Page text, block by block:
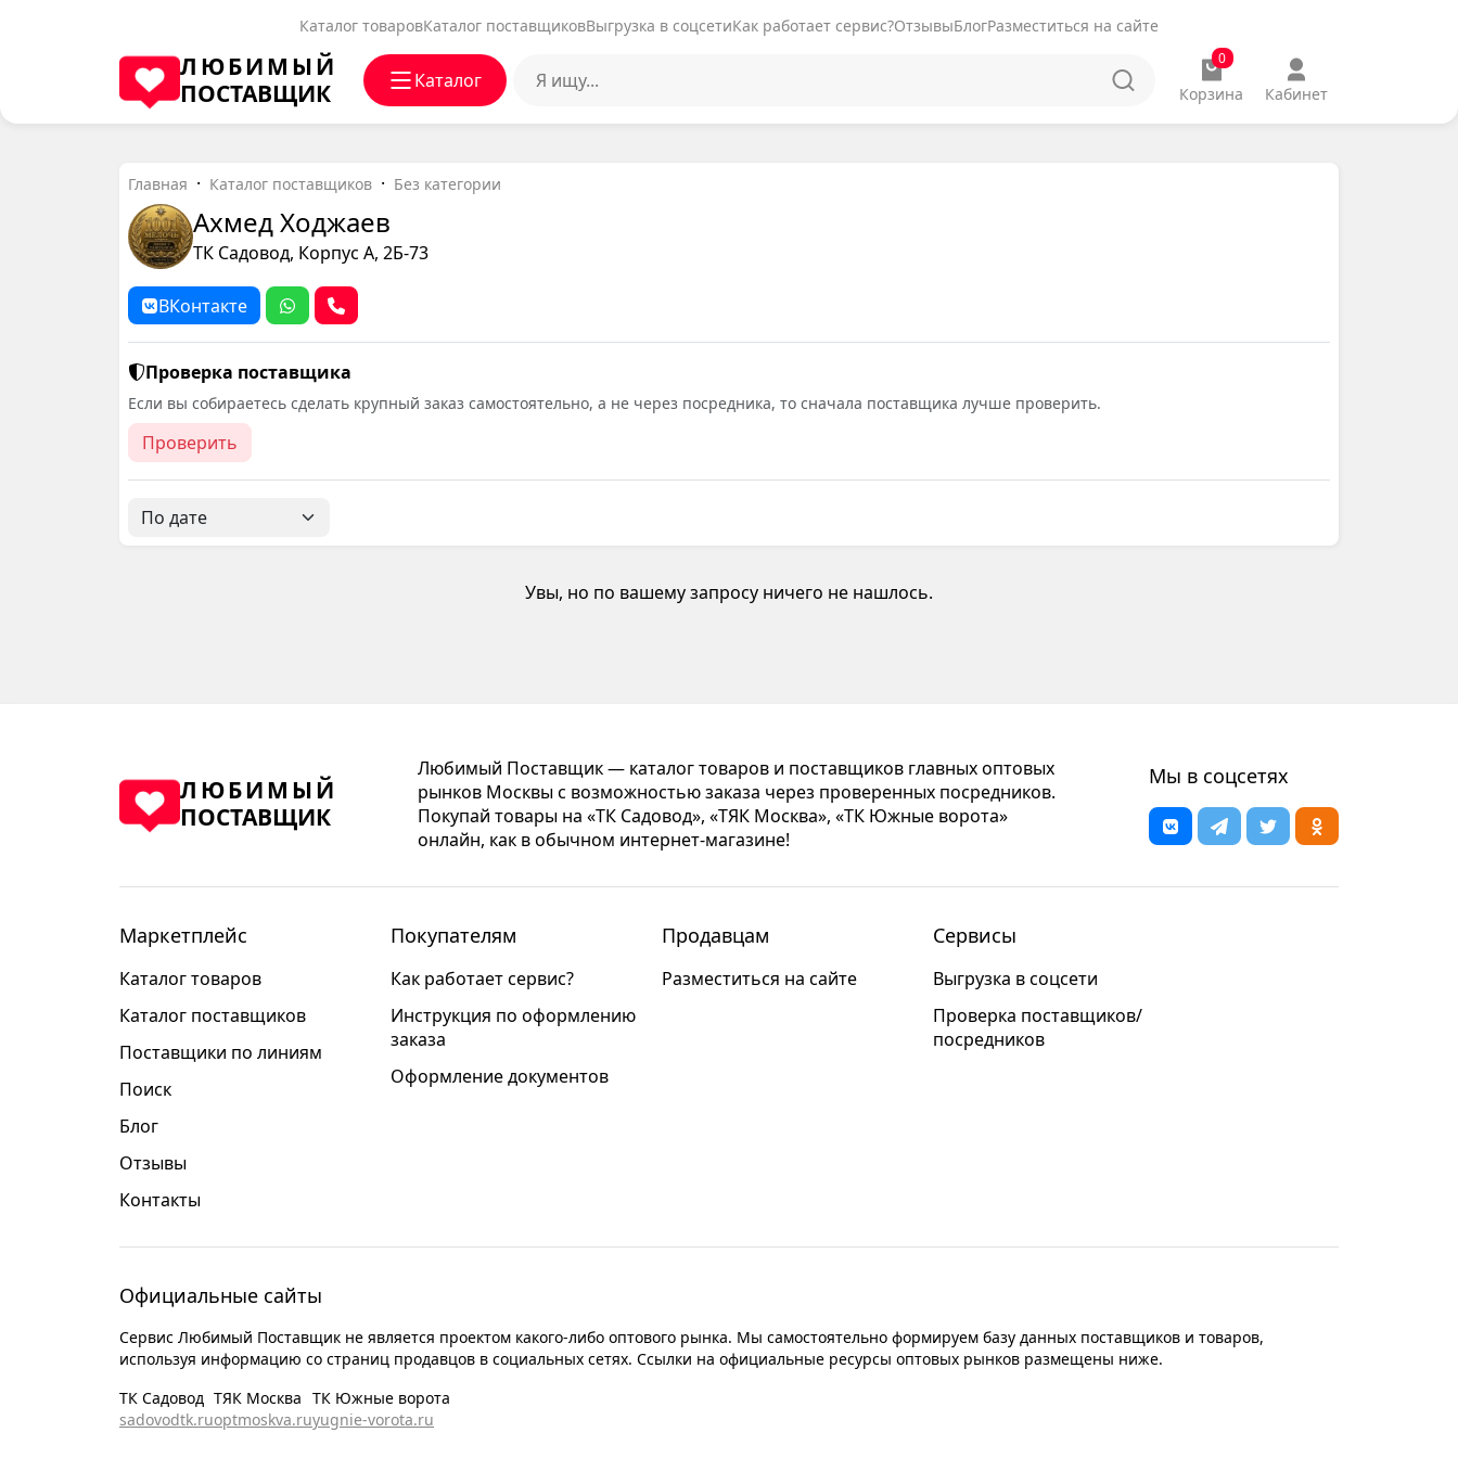
Каталог товаровКаталог поставщиковВыгрузка в соцсетиКак работает сервис?ОтзывыБлогРазместиться на сайте
ЛЮБИМЫЙ
ПОСТАВЩИК
Каталог
0
Корзина Кабинет
Главная Каталог поставщиков Без категории
Ахмед Ходжаев
ТК Садовод, Корпус А, 2Б-73
ВКонтакте
Проверка поставщика
Если вы собираетесь сделать крупный заказ самостоятельно, а не через посредника, то сначала поставщика лучше проверить.
Проверить
Увы, но по вашему запросу ничего не нашлось.
ЛЮБИМЫЙ
ПОСТАВЩИК
Любимый Поставщик — каталог товаров и поставщиков главных оптовых
рынков Москвы с возможностью заказа через проверенных посредников.
Покупай товары на «ТК Садовод», «ТЯК Москва», «ТК Южные ворота»
онлайн, как в обычном интернет-магазине!
Мы в соцсетях
Маркетплейс
Каталог товаров
Каталог поставщиков
Поставщики по линиям
Поиск
Блог
Отзывы
Контакты
Покупателям
Как работает сервис?
Инструкция по оформлению
заказа
Оформление документов
Продавцам
Разместиться на сайте
Сервисы
Выгрузка в соцсети
Проверка поставщиков/
посредников
Официальные сайты
Сервис Любимый Поставщик не является проектом какого-либо оптового рынка. Мы самостоятельно формируем базу данных поставщиков и товаров,
используя информацию со страниц продавцов в социальных сетях. Ссылки на официальные ресурсы оптовых рынков размещены ниже.
ТК Садовод
sadovodtk.ru
ТЯК Москва
optmoskva.ru
ТК Южные ворота
yugnie-vorota.ru